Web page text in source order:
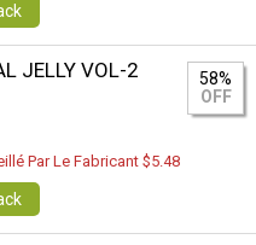
JELLY VOL-2
58%
OFF
Par Le Fabricant $5.48